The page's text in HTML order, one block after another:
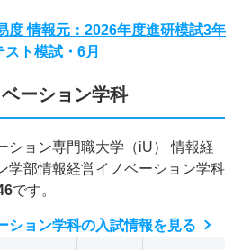
度 情報元：2026年度進研模試3年
ト模試・6月
ーション学科
ション専門職大学（iU） 情報経
学部情報経営イノベーション学科
です。
ション学科の入試情報を見る